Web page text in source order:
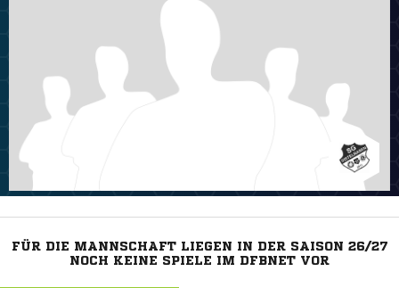
FÜR DIE MANNSCHAFT LIEGEN IN DER SAISON 26/27
NOCH KEINE SPIELE IM DFBNET VOR